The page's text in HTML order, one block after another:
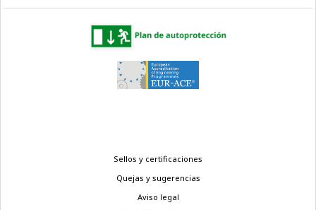
Sellos y certificaciones
Quejas y sugerencias
Aviso legal